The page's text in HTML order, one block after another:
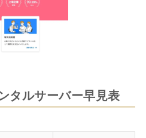
タルサーバー早見表